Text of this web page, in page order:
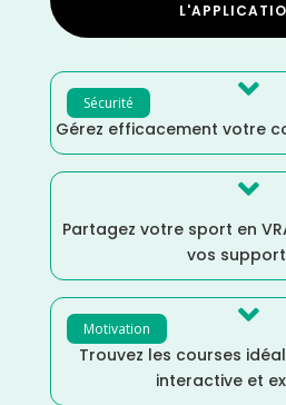
Sécurité 
Gérez efficacement votre

Partagez votre sport en
vos
Motivation 
Trouvez les courses
interactive et